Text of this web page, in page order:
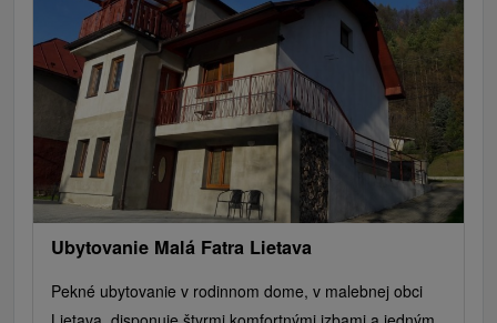
Ubytovanie Malá Fatra Lietava
Pekné ubytovanie v rodinnom dome, v malebnej obci